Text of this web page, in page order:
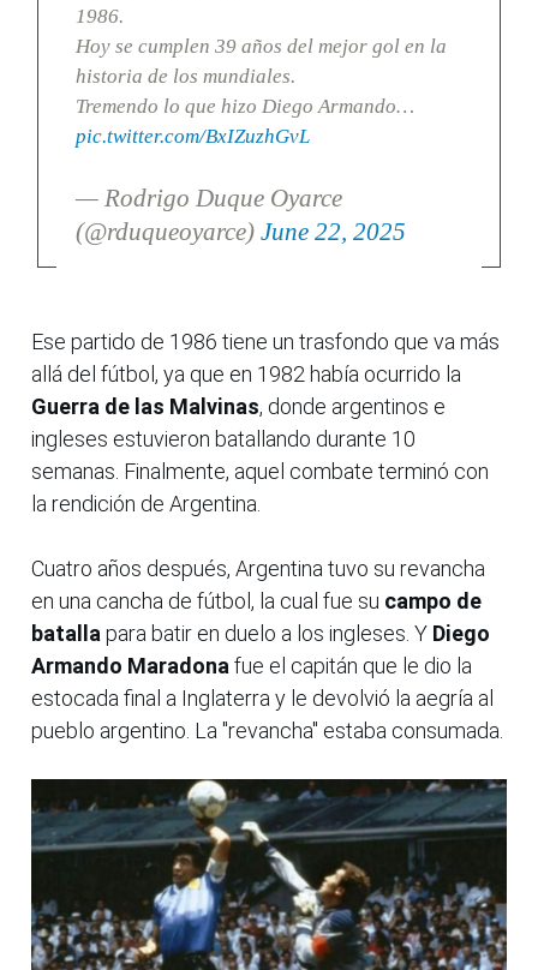
1986.
Hoy se cumplen 39 años del mejor gol en la
historia de los mundiales.
Tremendo lo que hizo Diego Armando…
pic.twitter.com/BxIZuzhGvL
— Rodrigo Duque Oyarce
(@rduqueoyarce) June 22, 2025
Ese partido de 1986 tiene un trasfondo que va más
allá del fútbol, ya que en 1982 había ocurrido la
Guerra de las Malvinas, donde argentinos e
ingleses estuvieron batallando durante 10
semanas. Finalmente, aquel combate terminó con
la rendición de Argentina.
Cuatro años después, Argentina tuvo su revancha
en una cancha de fútbol, la cual fue su campo de
batalla para batir en duelo a los ingleses. Y Diego
Armando Maradona fue el capitán que le dio la
estocada final a Inglaterra y le devolvió la aegría al
pueblo argentino. La "revancha" estaba consumada.